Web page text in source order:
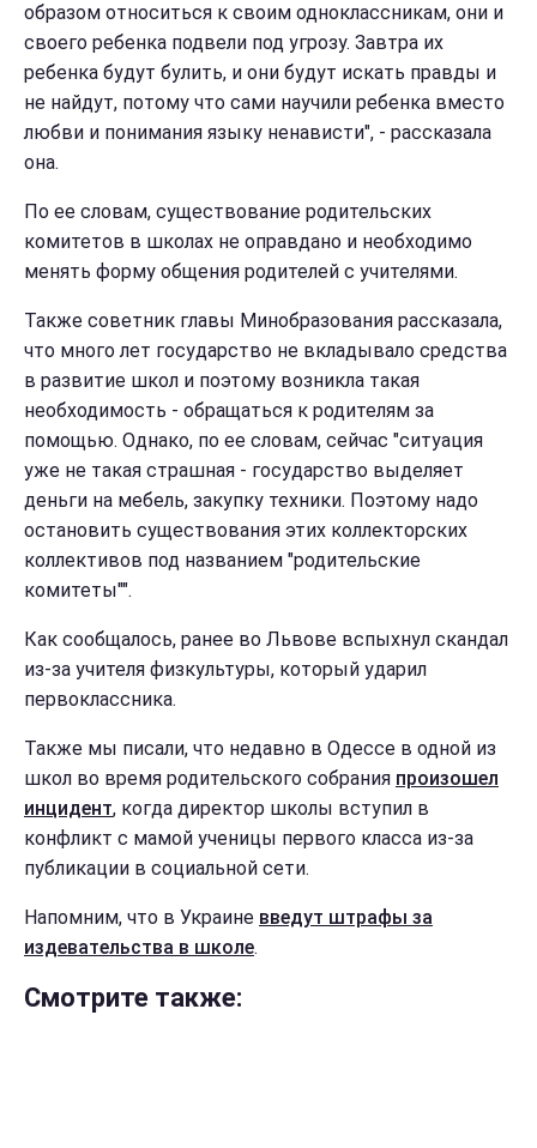
образом относиться к своим одноклассникам, они и
своего ребенка подвели под угрозу. Завтра их
ребенка будут булить, и они будут искать правды и
не найдут, потому что сами научили ребенка вместо
любви и понимания языку ненависти", - рассказала
она.
По ее словам, существование родительских
комитетов в школах не оправдано и необходимо
менять форму общения родителей с учителями.
Также советник главы Минобразования рассказала,
что много лет государство не вкладывало средства
в развитие школ и поэтому возникла такая
необходимость - обращаться к родителям за
помощью. Однако, по ее словам, сейчас "ситуация
уже не такая страшная - государство выделяет
деньги на мебель, закупку техники. Поэтому надо
остановить существования этих коллекторских
коллективов под названием "родительские
комитеты"".
Как сообщалось, ранее во Львове вспыхнул скандал
из-за учителя физкультуры, который ударил
первоклассника.
Также мы писали, что недавно в Одессе в одной из
школ во время родительского собрания произошел
инцидент, когда директор школы вступил в
конфликт с мамой ученицы первого класса из-за
публикации в социальной сети.
Напомним, что в Украине введут штрафы за
издевательства в школе.
Смотрите также: